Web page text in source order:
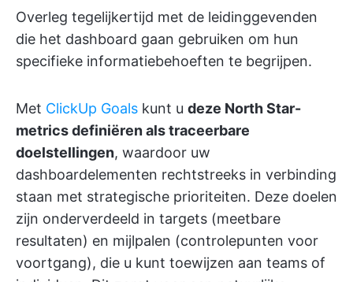
Overleg tegelijkertijd met de leidinggevenden
die het dashboard gaan gebruiken om hun
specifieke informatiebehoeften te begrijpen.
Met ClickUp Goals kunt u deze North Star-
metrics definiëren als traceerbare
doelstellingen, waardoor uw
dashboardelementen rechtstreeks in verbinding
staan met strategische prioriteiten. Deze doelen
zijn onderverdeeld in targets (meetbare
resultaten) en mijlpalen (controlepunten voor
voortgang), die u kunt toewijzen aan teams of